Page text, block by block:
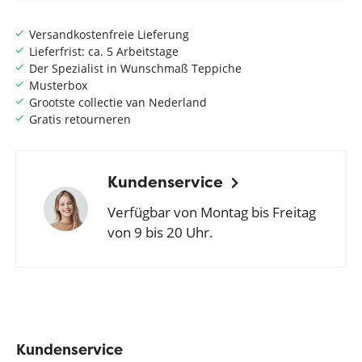
Versandkostenfreie Lieferung
Lieferfrist: ca. 5 Arbeitstage
Der Spezialist in Wunschmaß Teppiche
Musterbox
Grootste collectie van Nederland
Gratis retourneren
Kundenservice
Verfügbar von Montag bis Freitag
von 9 bis 20 Uhr.
Kundenservice